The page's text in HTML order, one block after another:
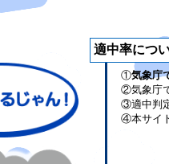
適中率につ
①気象庁
②気象庁
③適中判
④本サイ